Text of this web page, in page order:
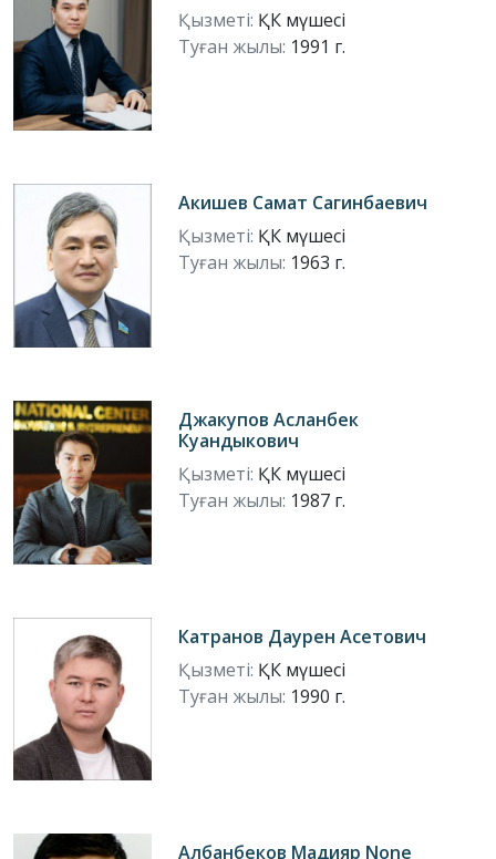
Қызметі: ҚК мүшесі
Туған жылы: 1991 г.
Акишев Самат Сагинбаевич
Қызметі: ҚК мүшесі
Туған жылы: 1963 г.
Джакупов Асланбек
Куандыкович
Қызметі: ҚК мүшесі
Туған жылы: 1987 г.
Катранов Даурен Асетович
Қызметі: ҚК мүшесі
Туған жылы: 1990 г.
Албанбеков Мадияр None